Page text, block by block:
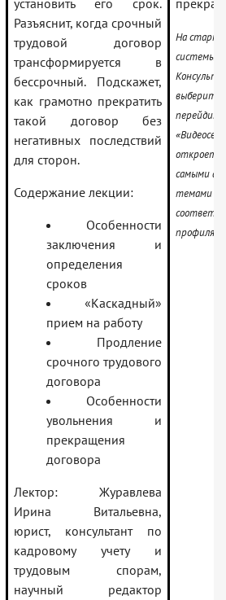
установить его срок.
Разъяснит, когда срочный
трудовой договор
трансформируется в
бессрочный. Подскажет,
как грамотно прекратить
такой договор без
негативных последствий
для сторон.
Содержание лекции:
Особенности
заключения и
определения
сроков
«Каскадный»
прием на работу
Продление
срочного трудового
договора
Особенности
увольнения и
прекращения
договора
Лектор: Журавлева
Ирина Витальевна,
юрист, консультант по
кадровому учету и
трудовым спорам,
научный редактор
На
системы
выберите
самыми
темами
профиля